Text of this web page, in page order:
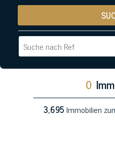
0
3,695Immobilien